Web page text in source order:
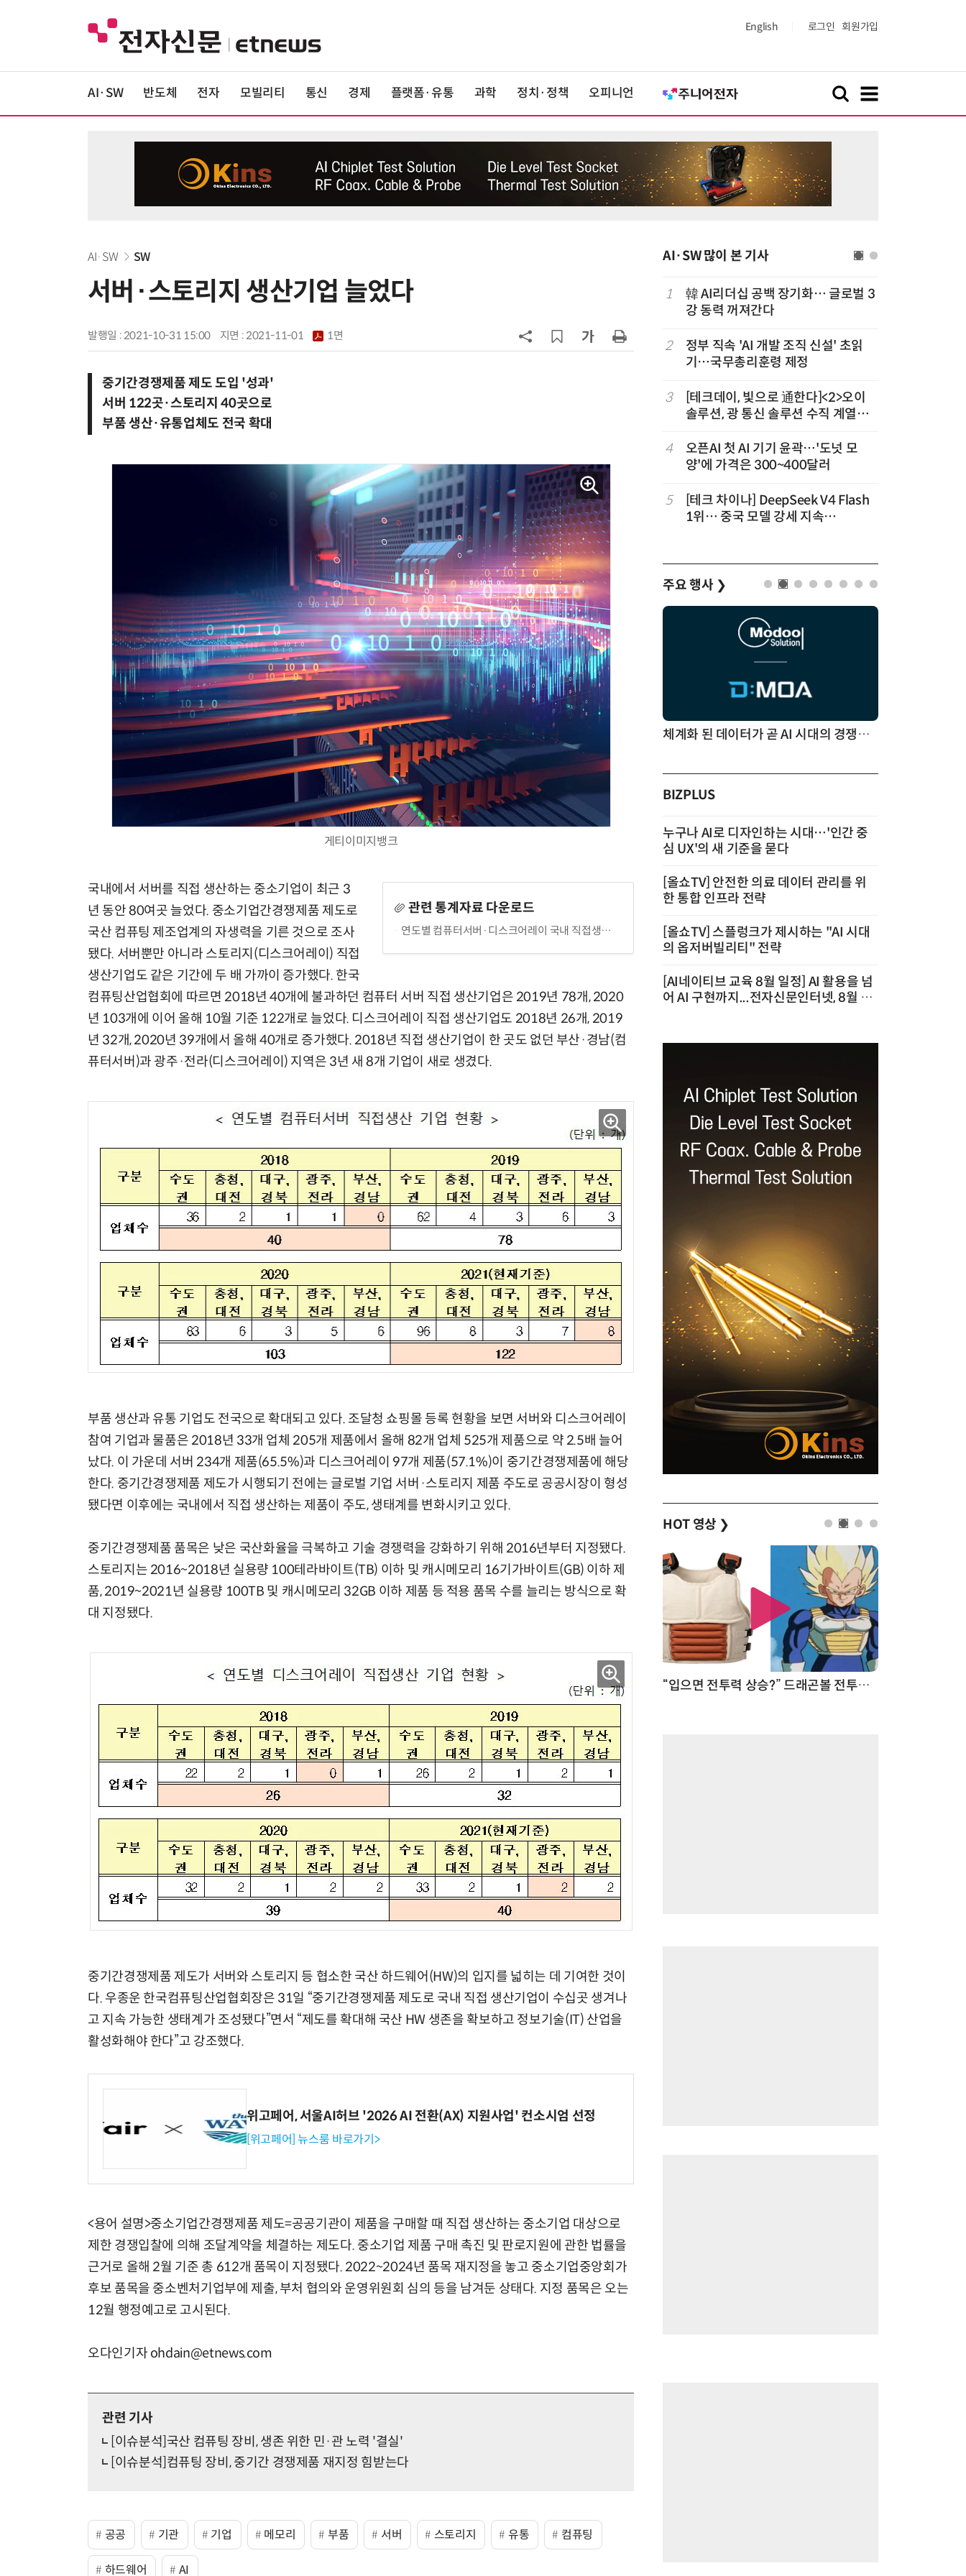
English 로그인 회원가입
AI·SW 반도체 전자 모빌리티 통신 경제 플랫폼·유통 과학 정치·정책 오피니언
AI·SW SW
서버·스토리지 생산기업 늘었다
발행일 : 2021-10-31 15:00 지면 :2021-11-01 1면
중기간경쟁제품 제도 도입 '성과'
서버 122곳·스토리지 40곳으로
부품 생산·유통업체도 전국 확대
게티이미지뱅크
관련 통계자료 다운로드
연도별 컴퓨터서버·디스크어레이 국내 직접생산 기업 현황
국내에서 서버를 직접 생산하는 중소기업이 최근 3
년 동안 80여곳 늘었다. 중소기업간경쟁제품 제도로
국산 컴퓨팅 제조업계의 자생력을 기른 것으로 조사
됐다. 서버뿐만 아니라 스토리지(디스크어레이) 직접
생산기업도 같은 기간에 두 배 가까이 증가했다. 한국
컴퓨팅산업협회에 따르면 2018년 40개에 불과하던 컴퓨터 서버 직접 생산기업은 2019년 78개, 2020
년 103개에 이어 올해 10월 기준 122개로 늘었다. 디스크어레이 직접 생산기업도 2018년 26개, 2019
년 32개, 2020년 39개에서 올해 40개로 증가했다. 2018년 직접 생산기업이 한 곳도 없던 부산·경남(컴
퓨터서버)과 광주·전라(디스크어레이) 지역은 3년 새 8개 기업이 새로 생겼다.
부품 생산과 유통 기업도 전국으로 확대되고 있다. 조달청 쇼핑몰 등록 현황을 보면 서버와 디스크어레이
참여 기업과 물품은 2018년 33개 업체 205개 제품에서 올해 82개 업체 525개 제품으로 약 2.5배 늘어
났다. 이 가운데 서버 234개 제품(65.5%)과 디스크어레이 97개 제품(57.1%)이 중기간경쟁제품에 해당
한다. 중기간경쟁제품 제도가 시행되기 전에는 글로벌 기업 서버·스토리지 제품 주도로 공공시장이 형성
됐다면 이후에는 국내에서 직접 생산하는 제품이 주도, 생태계를 변화시키고 있다.
중기간경쟁제품 품목은 낮은 국산화율을 극복하고 기술 경쟁력을 강화하기 위해 2016년부터 지정됐다.
스토리지는 2016~2018년 실용량 100테라바이트(TB) 이하 및 캐시메모리 16기가바이트(GB) 이하 제
품, 2019~2021년 실용량 100TB 및 캐시메모리 32GB 이하 제품 등 적용 품목 수를 늘리는 방식으로 확
대 지정됐다.
중기간경쟁제품 제도가 서버와 스토리지 등 협소한 국산 하드웨어(HW)의 입지를 넓히는 데 기여한 것이
다. 우종운 한국컴퓨팅산업협회장은 31일 “중기간경쟁제품 제도로 국내 직접 생산기업이 수십곳 생겨나
고 지속 가능한 생태계가 조성됐다”면서 “제도를 확대해 국산 HW 생존을 확보하고 정보기술(IT) 산업을
활성화해야 한다”고 강조했다.
위고페어, 서울AI허브 '2026 AI 전환(AX) 지원사업' 컨소시엄 선정
[위고페어] 뉴스룸 바로가기>
<용어 설명>중소기업간경쟁제품 제도=공공기관이 제품을 구매할 때 직접 생산하는 중소기업 대상으로
제한 경쟁입찰에 의해 조달계약을 체결하는 제도다. 중소기업 제품 구매 촉진 및 판로지원에 관한 법률을
근거로 올해 2월 기준 총 612개 품목이 지정됐다. 2022~2024년 품목 재지정을 놓고 중소기업중앙회가
후보 품목을 중소벤처기업부에 제출, 부처 협의와 운영위원회 심의 등을 남겨둔 상태다. 지정 품목은 오는
12월 행정예고로 고시된다.
오다인기자 ohdain@etnews.com
관련 기사
[이슈분석]국산 컴퓨팅 장비, 생존 위한 민·관 노력 '결실'
[이슈분석]컴퓨팅 장비, 중기간 경쟁제품 재지정 힘받는다
공공 기관 기업 메모리 부품 서버 스토리지 유통 컴퓨팅
하드웨어 AI
AI·SW 많이 본 기사
구광모 LG 회장, 내주 美 실리콘밸리
다…5개사 등록 솔루션 1439개
10 코히어, 통제 가능한 소버린 AI 지
원…“韓이 아태 승부처”
1
韓 AI리더십 공백 장기화… 글로벌 3
강 동력 꺼져간다
2
정부 직속 'AI 개발 조직 신설' 초읽
기…국무총리훈령 제정
3
[테크데이, 빛으로 通한다]<2>오이
솔루션, 광 통신 솔루션 수직 계열
략'
4
오픈AI 첫 AI 기기 윤곽…'도넛 모
양'에 가격은 300~400달러
5
[테크 차이나] DeepSeek V4 Flash
1위… 중국 모델 강세 지속
주요 행사 ❯
AI Native Enterprise를 지원하는 AI Ready Data 플랫폼 활용 전략 체계화 된 데이터가 곧 AI 시대의 경쟁력이다
BIZPLUS
누구나 AI로 디자인하는 시대…'인간 중
심 UX'의 새 기준을 묻다
[올쇼TV] 안전한 의료 데이터 관리를 위
한 통합 인프라 전략
[올쇼TV] 스플렁크가 제시하는 "AI 시대
의 옵저버빌리티" 전략
[AI네이티브 교육 8월 일정] AI 활용을 넘
어 AI 구현까지...전자신문인터넷, 8월 실
HOT 영상 ❯
“계속 쫓아왔다”…도망치던 우크라 민간인 공격한 러 자폭 드론 “입으면 전투력 상승?” 드래곤볼 전투복 닮은 중량조끼